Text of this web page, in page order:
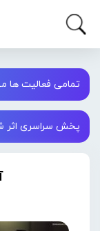
تمامی فعالیت ها
پخش سراسری اثر شما